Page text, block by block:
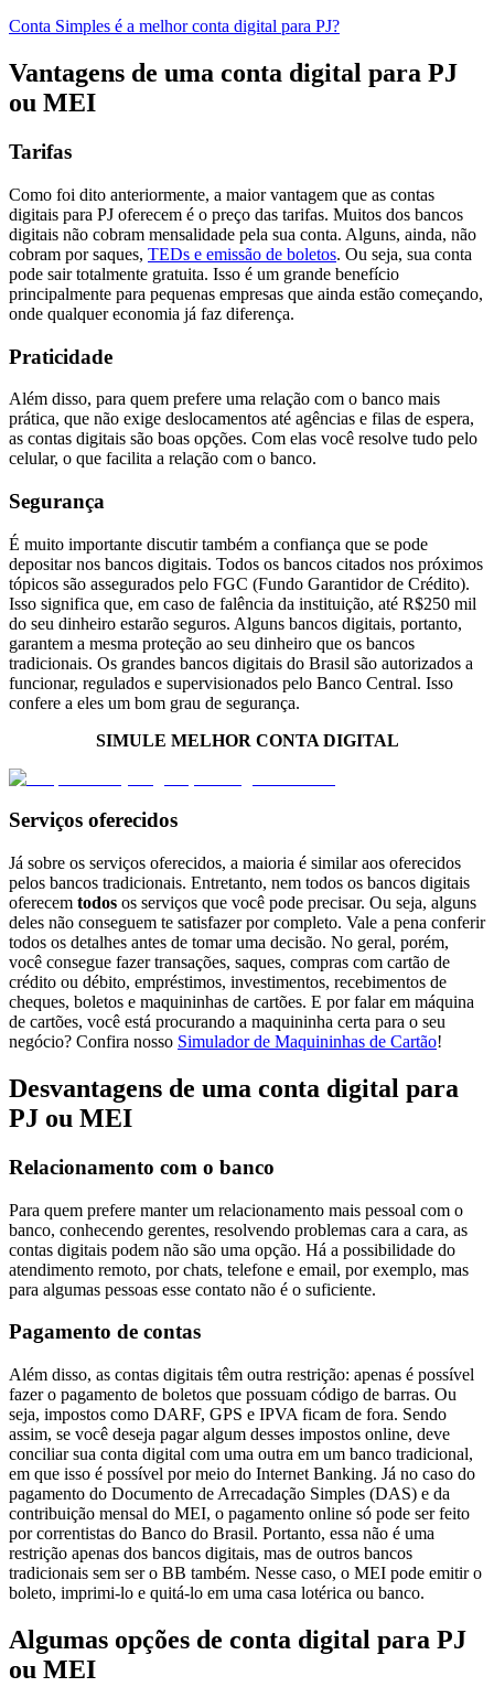
Conta Simples é a melhor conta digital para PJ?
Vantagens de uma conta digital para PJ
ou MEI
Tarifas
Como foi dito anteriormente, a maior vantagem que as contas
digitais para PJ oferecem é o preço das tarifas. Muitos dos bancos
digitais não cobram mensalidade pela sua conta. Alguns, ainda, não
cobram por saques, TEDs e emissão de boletos. Ou seja, sua conta
pode sair totalmente gratuita. Isso é um grande benefício
principalmente para pequenas empresas que ainda estão começando,
onde qualquer economia já faz diferença.
Praticidade
Além disso, para quem prefere uma relação com o banco mais
prática, que não exige deslocamentos até agências e filas de espera,
as contas digitais são boas opções. Com elas você resolve tudo pelo
celular, o que facilita a relação com o banco.
Segurança
É muito importante discutir também a confiança que se pode
depositar nos bancos digitais. Todos os bancos citados nos próximos
tópicos são assegurados pelo FGC (Fundo Garantidor de Crédito).
Isso significa que, em caso de falência da instituição, até R$250 mil
do seu dinheiro estarão seguros. Alguns bancos digitais, portanto,
garantem a mesma proteção ao seu dinheiro que os bancos
tradicionais. Os grandes bancos digitais do Brasil são autorizados a
funcionar, regulados e supervisionados pelo Banco Central. Isso
confere a eles um bom grau de segurança.
SIMULE MELHOR CONTA DIGITAL
Serviços oferecidos
Já sobre os serviços oferecidos, a maioria é similar aos oferecidos
pelos bancos tradicionais. Entretanto, nem todos os bancos digitais
oferecem todos os serviços que você pode precisar. Ou seja, alguns
deles não conseguem te satisfazer por completo. Vale a pena conferir
todos os detalhes antes de tomar uma decisão. No geral, porém,
você consegue fazer transações, saques, compras com cartão de
crédito ou débito, empréstimos, investimentos, recebimentos de
cheques, boletos e maquininhas de cartões. E por falar em máquina
de cartões, você está procurando a maquininha certa para o seu
negócio? Confira nosso Simulador de Maquininhas de Cartão!
Desvantagens de uma conta digital para
PJ ou MEI
Relacionamento com o banco
Para quem prefere manter um relacionamento mais pessoal com o
banco, conhecendo gerentes, resolvendo problemas cara a cara, as
contas digitais podem não são uma opção. Há a possibilidade do
atendimento remoto, por chats, telefone e email, por exemplo, mas
para algumas pessoas esse contato não é o suficiente.
Pagamento de contas
Além disso, as contas digitais têm outra restrição: apenas é possível
fazer o pagamento de boletos que possuam código de barras. Ou
seja, impostos como DARF, GPS e IPVA ficam de fora. Sendo
assim, se você deseja pagar algum desses impostos online, deve
conciliar sua conta digital com uma outra em um banco tradicional,
em que isso é possível por meio do Internet Banking. Já no caso do
pagamento do Documento de Arrecadação Simples (DAS) e da
contribuição mensal do MEI, o pagamento online só pode ser feito
por correntistas do Banco do Brasil. Portanto, essa não é uma
restrição apenas dos bancos digitais, mas de outros bancos
tradicionais sem ser o BB também. Nesse caso, o MEI pode emitir o
boleto, imprimi-lo e quitá-lo em uma casa lotérica ou banco.
Algumas opções de conta digital para PJ
ou MEI